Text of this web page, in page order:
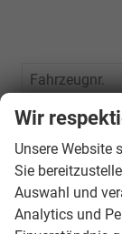
Fahrzeugnr.
SOFORT
Audi
Bentley
Wir
Unsere Website
Sie
Auswahl und
Analytics und